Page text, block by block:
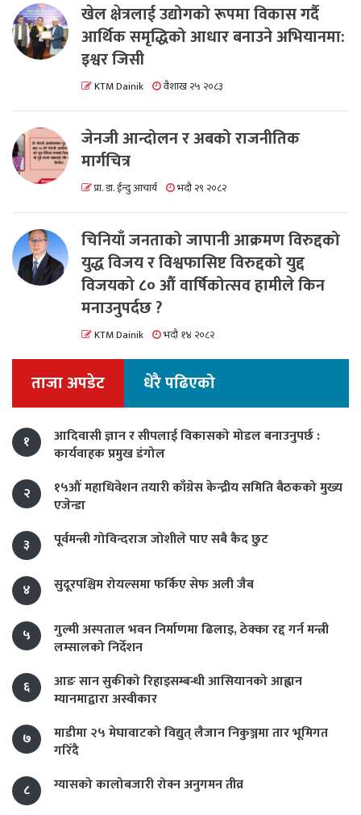
खेल क्षेत्रलाई उद्योगको रूपमा विकास गर्दै
आर्थिक समृद्धिको आधार बनाउने अभियानमा:
इश्वर जिसी
KTM Dainik वैशाख २५ २०८३
जेनजी आन्दोलन र अबको राजनीतिक
मार्गचित्र
प्रा. डा. ईन्दु आचार्य भदौ २९ २०८२
चिनियाँ जनताको जापानी आक्रमण विरुद्दको
युद्ध विजय र विश्वफासिष्ट विरुद्दको युद्द
विजयको ८० औं वार्षिकोत्सव हामीले किन
मनाउनुपर्दछ ?
KTM Dainik भदौ १४ २०८२
ताजा अपडेट धेरै पढिएको
१
आदिवासी ज्ञान र सीपलाई विकासको मोडल बनाउनुपर्छ :
कार्यवाहक प्रमुख डंगोल
२
१५औं महाधिवेशन तयारी काँग्रेस केन्द्रीय समिति बैठकको मुख्य
एजेन्डा
३
पूर्वमन्त्री गोविन्दराज जोशीले पाए सबै कैद छुट
४ सुदूरपश्चिम रोयल्समा फर्किए सेफ अली जैब
५
गुल्मी अस्पताल भवन निर्माणमा ढिलाइ, ठेक्का रद्द गर्न मन्त्री
लम्सालको निर्देशन
६
आङ सान सुकीको रिहाइसम्बन्धी आसियानको आह्वान
म्यानमाद्वारा अस्वीकार
७
माडीमा २५ मेघावाटको विद्युत् लैजान निकुञ्जमा तार भूमिगत
गरिँदै
८
ग्यासको कालोबजारी रोक्न अनुगमन तीव्र